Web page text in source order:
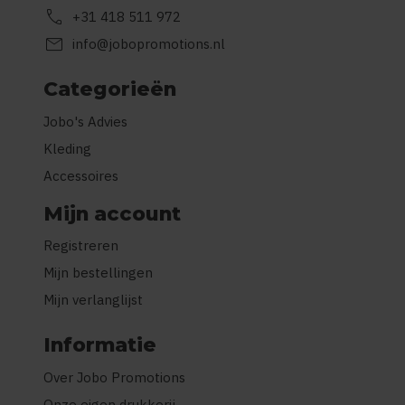
call +31 418 511 972
mail info@jobopromotions.nl
Categorieën
Jobo's Advies
Kleding
Accessoires
Mijn account
Registreren
Mijn bestellingen
Mijn verlanglijst
Informatie
Over Jobo Promotions